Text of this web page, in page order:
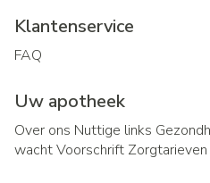
Klantenservice
FAQ
Uw apotheek
Over ons Nuttige links
wachtVoorschrift Zorgtarieven